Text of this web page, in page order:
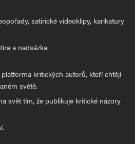
satirické videoklipy, karikatury
a nadsázka.
kritických autorů, kteří chtějí
světě.
svět tím, že publikuje kritické názory